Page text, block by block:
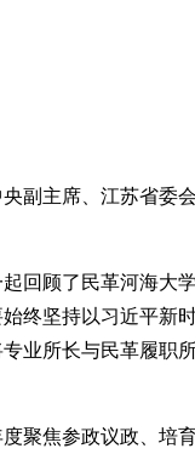
副主席、江苏省委
回顾了民革河海大
终坚持以习近平新
业所长与民革履职
聚焦参政议政、培